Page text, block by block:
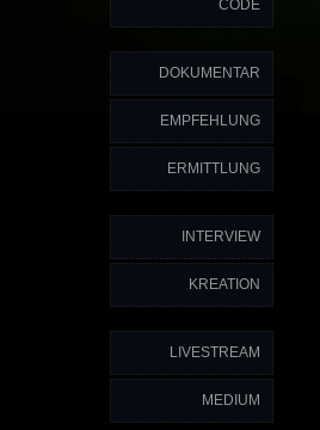
CODE
DOKUMENTAR
EMPFEHLUNG
ERMITTLUNG
INTERVIEW
KREATION
LIVESTREAM
MEDIUM